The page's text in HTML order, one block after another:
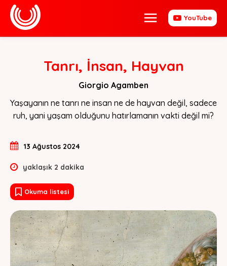
YouTube
Tanrı, İnsan, Hayvan
Giorgio Agamben
Yaşayanın ne tanrı ne insan ne de hayvan değil, sadece
ruh, yani yaşam olduğunu hatırlamanın vakti değil mi?
13 Ağustos 2024
yaklaşık 2 dakika
Okuma listesi